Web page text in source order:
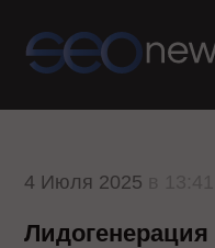
4 Июля 2025
Лидогенерация